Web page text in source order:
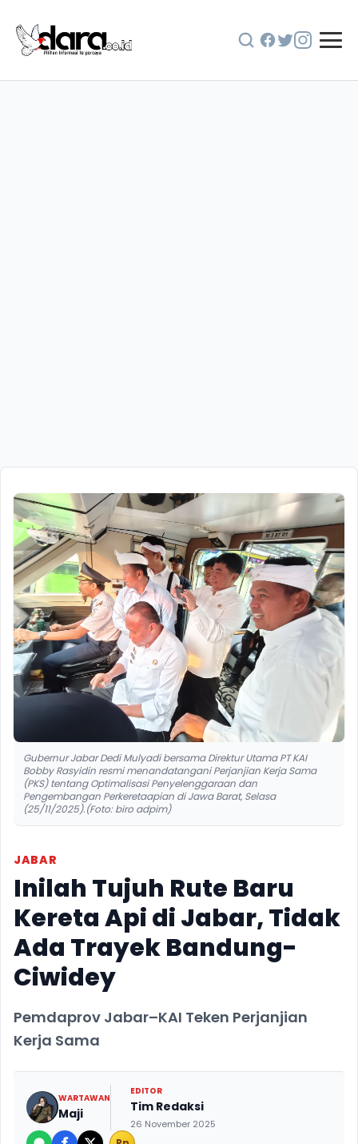
Gubernur Jabar Dedi Mulyadi bersama Direktur Utama PT KAI
Bobby Rasyidin resmi menandatangani Perjanjian Kerja Sama
(PKS) tentang Optimalisasi Penyelenggaraan dan
Pengembangan Perkeretaapian di Jawa Barat, Selasa
(25/11/2025).(Foto: biro adpim)
JABAR
Inilah Tujuh Rute Baru
Kereta Api di Jabar, Tidak
Ada Trayek Bandung-
Ciwidey
Pemdaprov Jabar–KAI Teken Perjanjian
Kerja Sama
WARTAWAN
Maji
EDITOR
Tim Redaksi
26 November 2025